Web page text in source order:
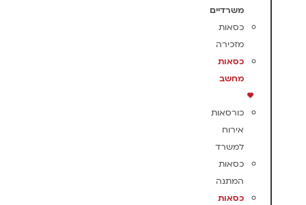
משרדיים
כסאות
מזכירה
כסאות
מחשב
כורסאות
אירוח
למשרד
כסאות
המתנה
כסאות